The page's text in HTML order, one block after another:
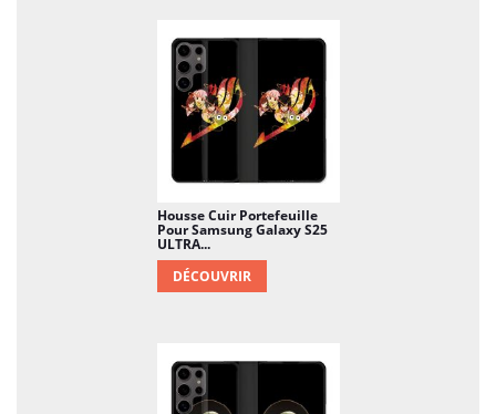
Housse Cuir Portefeuille
Pour Samsung Galaxy S25
ULTRA...
DÉCOUVRIR